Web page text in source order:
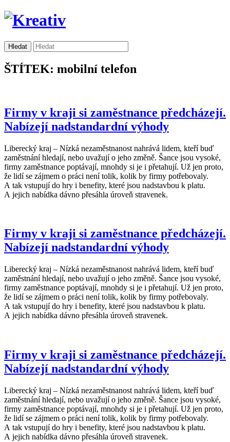
ŠTÍTEK: mobilní telefon
Firmy v kraji si zaměstnance předcházejí.
Nabízejí nadstandardní výhody
Liberecký kraj – Nízká nezaměstnanost nahrává lidem, kteří buď
zaměstnání hledají, nebo uvažují o jeho změně. Šance jsou vysoké,
firmy zaměstnance poptávají, mnohdy si je i přetahují. Už jen proto,
že lidí se zájmem o práci není tolik, kolik by firmy potřebovaly.
A tak vstupují do hry i benefity, které jsou nadstavbou k platu.
A jejich nabídka dávno přesáhla úroveň stravenek.
Firmy v kraji si zaměstnance předcházejí.
Nabízejí nadstandardní výhody
Liberecký kraj – Nízká nezaměstnanost nahrává lidem, kteří buď
zaměstnání hledají, nebo uvažují o jeho změně. Šance jsou vysoké,
firmy zaměstnance poptávají, mnohdy si je i přetahují. Už jen proto,
že lidí se zájmem o práci není tolik, kolik by firmy potřebovaly.
A tak vstupují do hry i benefity, které jsou nadstavbou k platu.
A jejich nabídka dávno přesáhla úroveň stravenek.
Firmy v kraji si zaměstnance předcházejí.
Nabízejí nadstandardní výhody
Liberecký kraj – Nízká nezaměstnanost nahrává lidem, kteří buď
zaměstnání hledají, nebo uvažují o jeho změně. Šance jsou vysoké,
firmy zaměstnance poptávají, mnohdy si je i přetahují. Už jen proto,
že lidí se zájmem o práci není tolik, kolik by firmy potřebovaly.
A tak vstupují do hry i benefity, které jsou nadstavbou k platu.
A jejich nabídka dávno přesáhla úroveň stravenek.